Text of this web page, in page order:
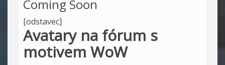
Coming Soon
[odstavec]
Avatary na fórum s
motivem WoW